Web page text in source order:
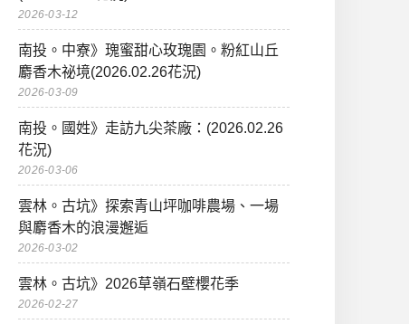
2026-03-12
南投。中寮》瑰蜜甜心玫瑰園。粉紅山丘
麝香木祕境(2026.02.26花況)
2026-03-09
南投。國姓》走訪九尖茶廠：(2026.02.26
花況)
2026-03-06
雲林。古坑》探索青山坪咖啡農場、一場
與麝香木的浪漫邂逅
2026-03-02
雲林。古坑》2026草嶺石壁櫻花季
2026-02-27